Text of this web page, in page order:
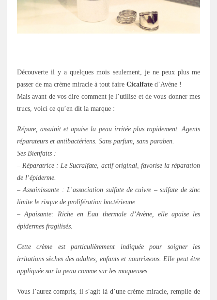
Découverte il y a quelques mois seulement, je ne peux plus me
passer de ma crème miracle à tout faire Cicalfate d’Avène !
Mais avant de vos dire comment je l’utilise et de vous donner mes
trucs, voici ce qu’en dit la marque :
Répare, assainit et apaise la peau irritée plus rapidement. Agents
réparateurs et antibactériens. Sans parfum, sans paraben.
Ses Bienfaits :
– Réparatrice : Le Sucralfate, actif original, favorise la réparation
de l’épiderme.
– Assainissante : L’association sulfate de cuivre – sulfate de zinc
limite le risque de prolifération bactérienne.
– Apaisante: Riche en Eau thermale d’Avène, elle apaise les
épidermes fragilisés.
Cette crème est particulièrement indiquée pour soigner les
irritations sèches des adultes, enfants et nourrissons. Elle peut être
appliquée sur la peau comme sur les muqueuses.
Vous l’aurez compris, il s’agit là d’une crème miracle, remplie de